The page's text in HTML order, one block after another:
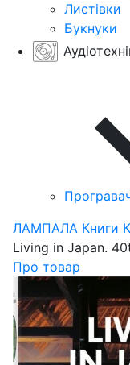
Листівки
Букнуки
ЛАМПАЛА Книги
Living in Japan.
Про товар